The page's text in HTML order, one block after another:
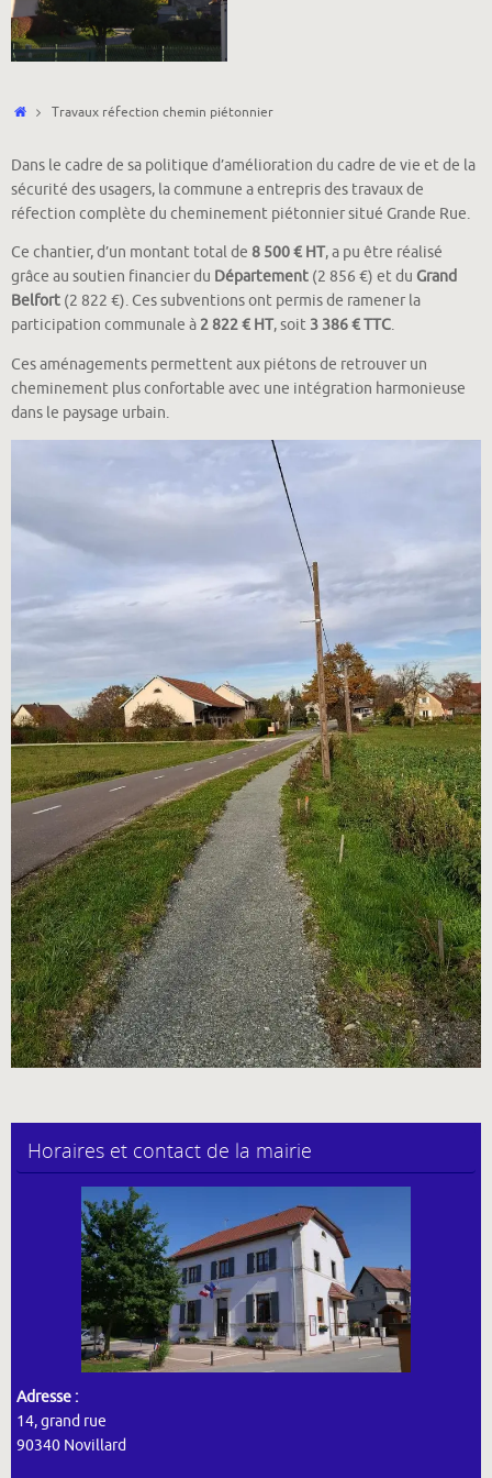
Accueil
Travaux réfection chemin piétonnier
Dans le cadre de sa politique d’amélioration du cadre de vie et de la
sécurité des usagers, la commune a entrepris des travaux de
réfection complète du cheminement piétonnier situé Grande Rue.
Ce chantier, d’un montant total de 8 500 € HT, a pu être réalisé
grâce au soutien financier du Département (2 856 €) et du Grand
Belfort (2 822 €). Ces subventions ont permis de ramener la
participation communale à 2 822 € HT, soit 3 386 € TTC.
Ces aménagements permettent aux piétons de retrouver un
cheminement plus confortable avec une intégration harmonieuse
dans le paysage urbain.
Horaires et contact de la mairie
Adresse :
14, grand rue
90340 Novillard